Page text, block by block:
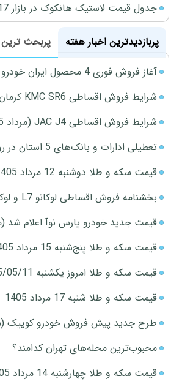
جدول قیمت لاستیک هانکوک در بازار 1405/05/17
پربازدیدترین اخبار هفته
پربحث
آغاز فروش فوری 4 محصول ایران خودرو در نمایندگی‌ها
شرایط فروش اقساطی KMC SR6 کرمان موتور اعلام شد
شرایط فروش اقساطی JAC J4 (مرداد 1405)
تعطیلی ادارات و بانک‌های 5 استان در روز چهارشنبه
قیمت سکه و طلا دوشنبه 12 مرداد 1405
بخشنامه فروش اقساطی لوکانو L7 و لوکانو L8 (مرداد 1405)
قیمت جدید خودرو پارس نوآ اعلام شد
قیمت سکه و طلا پنج‌شنبه 15 مرداد 1405
قیمت سکه و طلا امروز یکشنبه 1405/05/11
قیمت سکه و طلا شنبه 17 مرداد 1405
طرح جدید پیش فروش خودرو کوییک (مرداد
محبوب‌ترین محله‌های تهران کدامند؟
قیمت سکه و طلا چهارشنبه 14 مرداد 1405